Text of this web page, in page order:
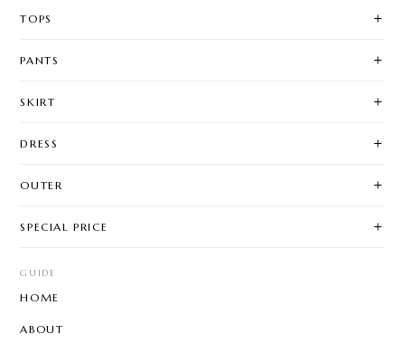
TOPS
PANTS
SKIRT
DRESS
OUTER
SPECIAL PRICE
GUIDE
HOME
ABOUT